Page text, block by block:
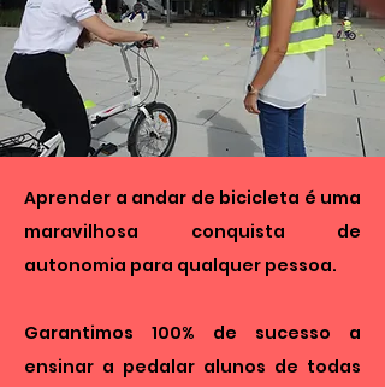
Aprender a andar de bicicleta é uma
maravilhosa conquista de
autonomia para qualquer pessoa.
Garantimos 100% de sucesso a
ensinar a pedalar alunos de todas